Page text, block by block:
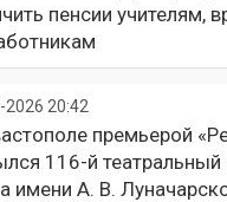
пенсии учителям,
2026 20:42
премьерой
116-й театральный
имени А. В.